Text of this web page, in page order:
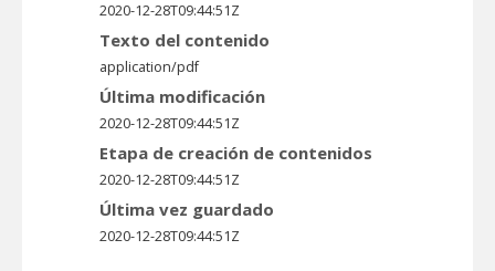
2020-12-28T09:44:51Z
Texto del contenido
application/pdf
Última modificación
2020-12-28T09:44:51Z
Etapa de creación de contenidos
2020-12-28T09:44:51Z
Última vez guardado
2020-12-28T09:44:51Z